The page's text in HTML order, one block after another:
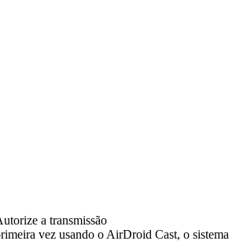
a transmissão
vez usando o AirDroid Cast, o sistema